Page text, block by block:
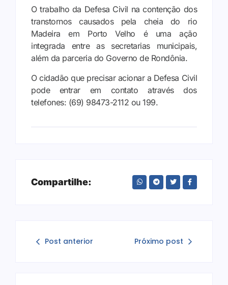
O trabalho da Defesa Civil na contenção dos
transtornos causados pela cheia do rio
Madeira em Porto Velho é uma ação
integrada entre as secretarias municipais,
além da parceria do Governo de Rondônia.
O cidadão que precisar acionar a Defesa Civil
pode entrar em contato através dos
telefones: (69) 98473-2112 ou 199.
Compartilhe:
Post anterior Próximo post